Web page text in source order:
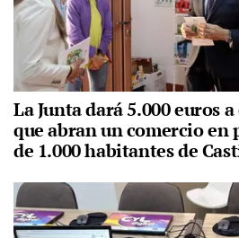
La Junta dará 5.000 euros
que abran un comercio en
de 1.000 habitantes de